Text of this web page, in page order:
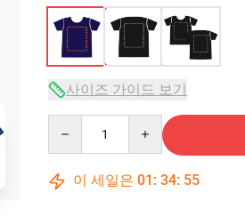
사이즈 가이드 보기
이 세일은 01 : 34: 54